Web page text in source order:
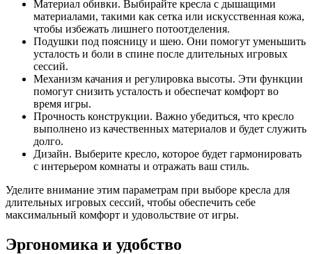
Материал обивки. Выбирайте кресла с дышащими
материалами, такими как сетка или искусственная кожа,
чтобы избежать лишнего потоотделения.
Подушки под поясницу и шею. Они помогут уменьшить
усталость и боли в спине после длительных игровых
сессий.
Механизм качания и регулировка высоты. Эти функции
помогут снизить усталость и обеспечат комфорт во
время игры.
Прочность конструкции. Важно убедиться, что кресло
выполнено из качественных материалов и будет служить
долго.
Дизайн. Выберите кресло, которое будет гармонировать
с интерьером комнаты и отражать ваш стиль.
Уделите внимание этим параметрам при выборе кресла для
длительных игровых сессий, чтобы обеспечить себе
максимальный комфорт и удовольствие от игры.
Эргономика и удобство